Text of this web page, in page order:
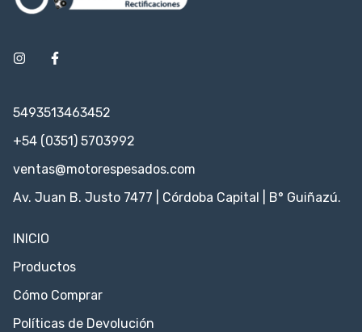
5493513463452
+54 (0351) 5703992
ventas@motorespesados.com
Av. Juan B. Justo 7477 | Córdoba Capital | B° Guiñazú.
INICIO
Productos
Cómo Comprar
Políticas de Devolución